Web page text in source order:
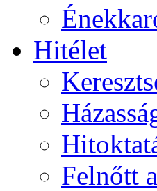
Hitélet
Felnőtt